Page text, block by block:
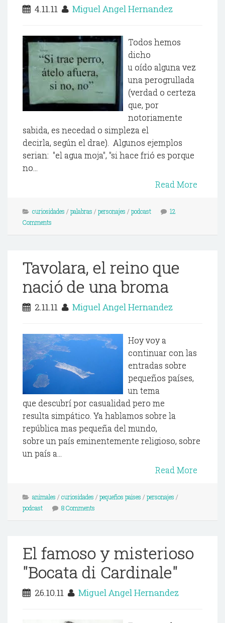
4.11.11 Miguel Angel Hernandez
Todos hemos
dicho
u oído alguna vez
una perogrullada
(verdad o certeza
que, por
notoriamente
sabida, es necedad o simpleza el
decirla, según el drae). Algunos ejemplos
serian: "el agua moja", "si hace frió es porque
no...
Read More
curiosidades / palabras / personajes / podcast
12
Comments
Tavolara, el reino que
nació de una broma
2.11.11 Miguel Angel Hernandez
Hoy voy a
continuar con las
entradas sobre
pequeños países,
un tema
que descubrí por casualidad pero me
resulta simpático. Ya hablamos sobre la
república mas pequeña del mundo,
sobre un país eminentemente religioso, sobre
un país a...
Read More
animales / curiosidades / pequeños paises / personajes /
podcast
8 Comments
El famoso y misterioso
"Bocata di Cardinale"
26.10.11 Miguel Angel Hernandez